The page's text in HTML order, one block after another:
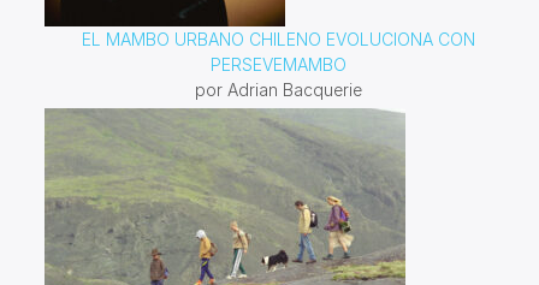
EL MAMBO URBANO CHILENO EVOLUCIONA CON
PERSEVEMAMBO
por Adrian Bacquerie